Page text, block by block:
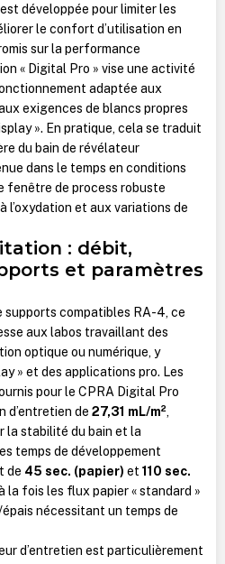
est développée pour limiter les
le confort d’utilisation en
sur la performance
« Digital Pro » vise une activité
adaptée aux
exigences de blancs propres
». En pratique, cela se traduit
du bain de révélateur
dans le temps en conditions
fenêtre de process robuste
l’oxydation et aux variations de
: débit,
et paramètres
compatibles RA-4, ce
aux labos travaillant des
optique ou numérique, y
» et des applications pro. Les
pour le CPRA Digital Pro
d’entretien de 27,31 mL/m²,
la stabilité du bain et la
temps de développement
de 45 sec. (papier) et 110 sec.
la fois les flux papier « standard »
nécessitant un temps de
d’entretien est particulièrement